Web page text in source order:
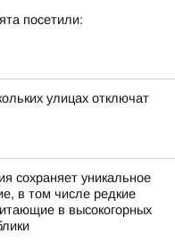
посетили:
улицах отключат
сохраняет уникальное
в том числе редкие
в высокогорных